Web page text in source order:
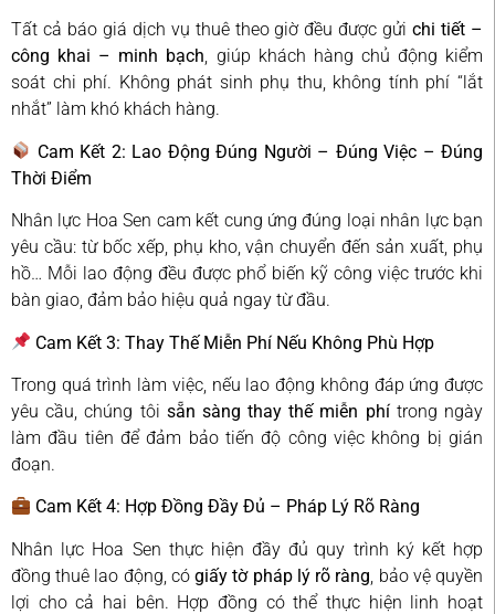
Tất cả báo giá dịch vụ thuê theo giờ đều được gửichi tiết –
công khai – minh bạch, giúp khách hàng chủ động kiểm
soát chi phí. Không phát sinh phụ thu, không tính phí “lắt
nhắt” làm khó khách hàng.
Cam Kết 2: Lao Động Đúng Người – Đúng Việc – Đúng
Thời Điểm
Nhân lực Hoa Sen cam kết cung ứng đúng loại nhân lực bạn
yêu cầu: từ bốc xếp, phụ kho, vận chuyển đến sản xuất, phụ
hồ… Mỗi lao động đều được phổ biến kỹ công việc trước khi
bàn giao, đảm bảo hiệu quả ngay từ đầu.
Cam Kết 3: Thay Thế Miễn Phí Nếu Không Phù Hợp
Trong quá trình làm việc, nếu lao động không đáp ứng được
yêu cầu, chúng tôi sẵn sàng thay thế miễn phítrong ngày
làm đầu tiên để đảm bảo tiến độ công việc không bị gián
đoạn.
Cam Kết 4: Hợp Đồng Đầy Đủ – Pháp Lý Rõ Ràng
Nhân lực Hoa Sen thực hiện đầy đủ quy trình ký kết hợp
đồng thuê lao động, cógiấy tờ pháp lý rõ ràng , bảo vệ quyền
lợi cho cả hai bên. Hợp đồng có thể thực hiện linh hoạt